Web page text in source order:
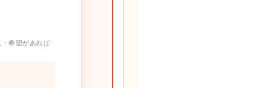
・希望があれば